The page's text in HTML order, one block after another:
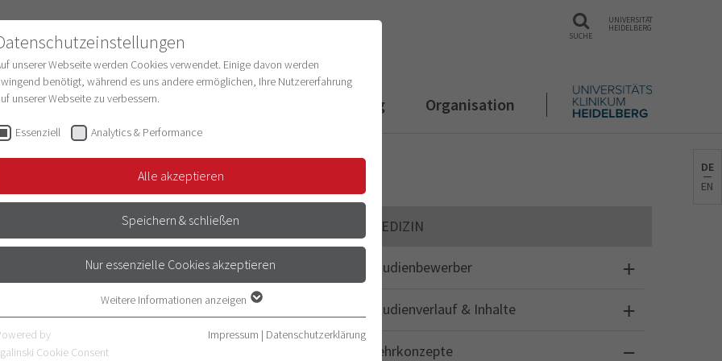
SUCHE
UNIVERSITÄT
HEIDELBERG
Struktur & Entwicklung Digitalisierung Organisation
erlernte Inhalte direkt am
realen Patienten führen und ggf.
Bedside Teaching wird mit den
Universitätsklinikums durchgeführt
MEDIZIN
Studienbewerber
Studienverlauf & Inhalte
Lehrkonzepte
DE
EN
unserer Webseite werden Cookies verwendet. Einige davon werden
benötigt, während es uns andere ermöglichen, Ihre Nutzererfahrung
unserer Webseite zu verbessern.
Essenziell Analytics & Performance
Alle akzeptieren
Speichern & schließen
Nur essenzielle Cookies akzeptieren
Essenzielle Cookies werden für grundlegende Funktionen der Webseite
benötigt. Dadurch ist gewährleistet, dass die Webseite einwandfrei
Weitere Informationen anzeigen
by
Cookie Consent
Impressum | Datenschutzerklärung